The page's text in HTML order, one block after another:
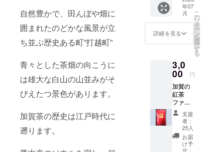
自然豊かで、田んぼや畑に
囲まれたのどかな風景が立
ち並ぶ歴史ある町”打越町”
青々とした茶畑の向こうに
は雄大な白山の山並みがそ
びえたつ景色があります。
加賀茶の歴史は江戸時代に
遡ります。
中、九谷焼
の魅力と歴
ド力を間近
同時に、業
界における
後継者難や
型制作業者
が１社しか
ない現状を
知りまし
そんな現実
名付け
て販売
してい
ます。
新茶
は、石
賀産の
茶葉を
使用。
甘み・
渋みの
バラン
スが良
く、ふ
だん飲
みしや
すい美
年07
月
詳細を見る
こ
の
リ
タ
ー
ン
を
選
択
す
る
3,0
00 円
加賀の
紅茶
ファー
ストフ
ラッ
シュ
（初摘
み）
お礼の
支援
者：
25人
お届
け予
定：